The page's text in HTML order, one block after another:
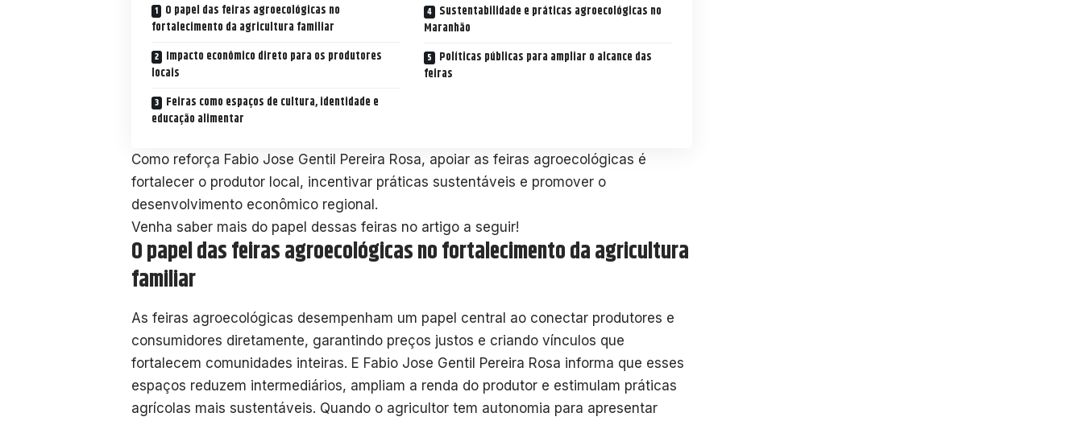
O papel das feiras agroecológicas no
fortalecimento da agricultura familiar
Impacto econômico direto para os produtores
locais
Feiras como espaços de cultura, identidade e
educação alimentar
Sustentabilidade e práticas agroecológicas no
Maranhão
Políticas públicas para ampliar o alcance das
feiras
Como reforça Fabio Jose Gentil Pereira Rosa, apoiar as feiras agroecológicas é
fortalecer o produtor local, incentivar práticas sustentáveis e promover o
desenvolvimento econômico regional.
Venha saber mais do papel dessas feiras no artigo a seguir!
O papel das feiras agroecológicas no fortalecimento da agricultura
familiar
As feiras agroecológicas desempenham um papel central ao conectar produtores e
consumidores diretamente, garantindo preços justos e criando vínculos que
fortalecem comunidades inteiras. E Fabio Jose Gentil Pereira Rosa informa que esses
espaços reduzem intermediários, ampliam a renda do produtor e estimulam práticas
agrícolas mais sustentáveis. Quando o agricultor tem autonomia para apresentar